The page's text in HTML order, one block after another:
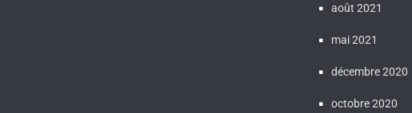
août 2021
mai 2021
décembre 2020
octobre 2020